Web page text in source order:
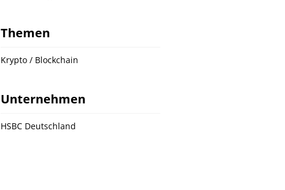
Themen
Krypto / Blockchain
Unternehmen
HSBC Deutschland